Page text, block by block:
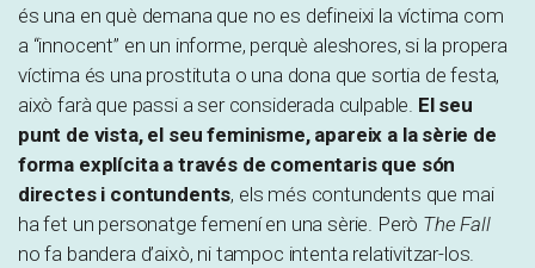
és una en què demana que no es defineixi la víctima com
a “innocent” en un informe, perquè aleshores, si la propera
víctima és una prostituta o una dona que sortia de festa,
això farà que passi a ser considerada culpable. El seu
punt de vista, el seu feminisme, apareix a la sèrie de
forma explícita a través de comentaris que són
directes i contundents, els més contundents que mai
ha fet un personatge femení en una sèrie. Però The Fall
no fa bandera d’això, ni tampoc intenta relativitzar-los.